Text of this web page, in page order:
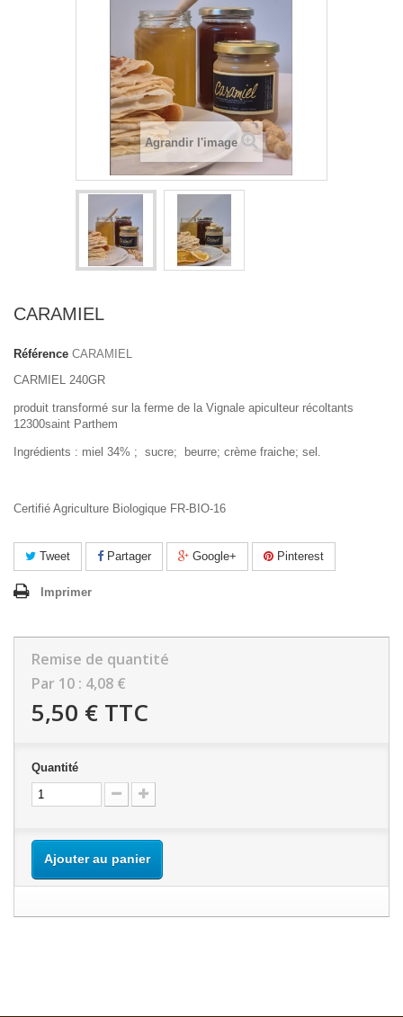
Agrandir l'image
CARAMIEL
Référence CARAMIEL
CARMIEL 240GR
produit transformé sur la ferme de la Vignale apiculteur récoltants
12300saint Parthem
Ingrédients : miel 34% ; sucre; beurre; crème fraiche; sel.
Certifié Agriculture Biologique FR-BIO-16
Tweet Partager Google+ Pinterest
Imprimer
Remise de quantité
Par 10 : 4,08 €
5,50 € TTC
Quantité
Ajouter au panier